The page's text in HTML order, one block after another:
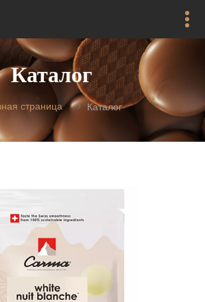
Каталог
страница Каталог